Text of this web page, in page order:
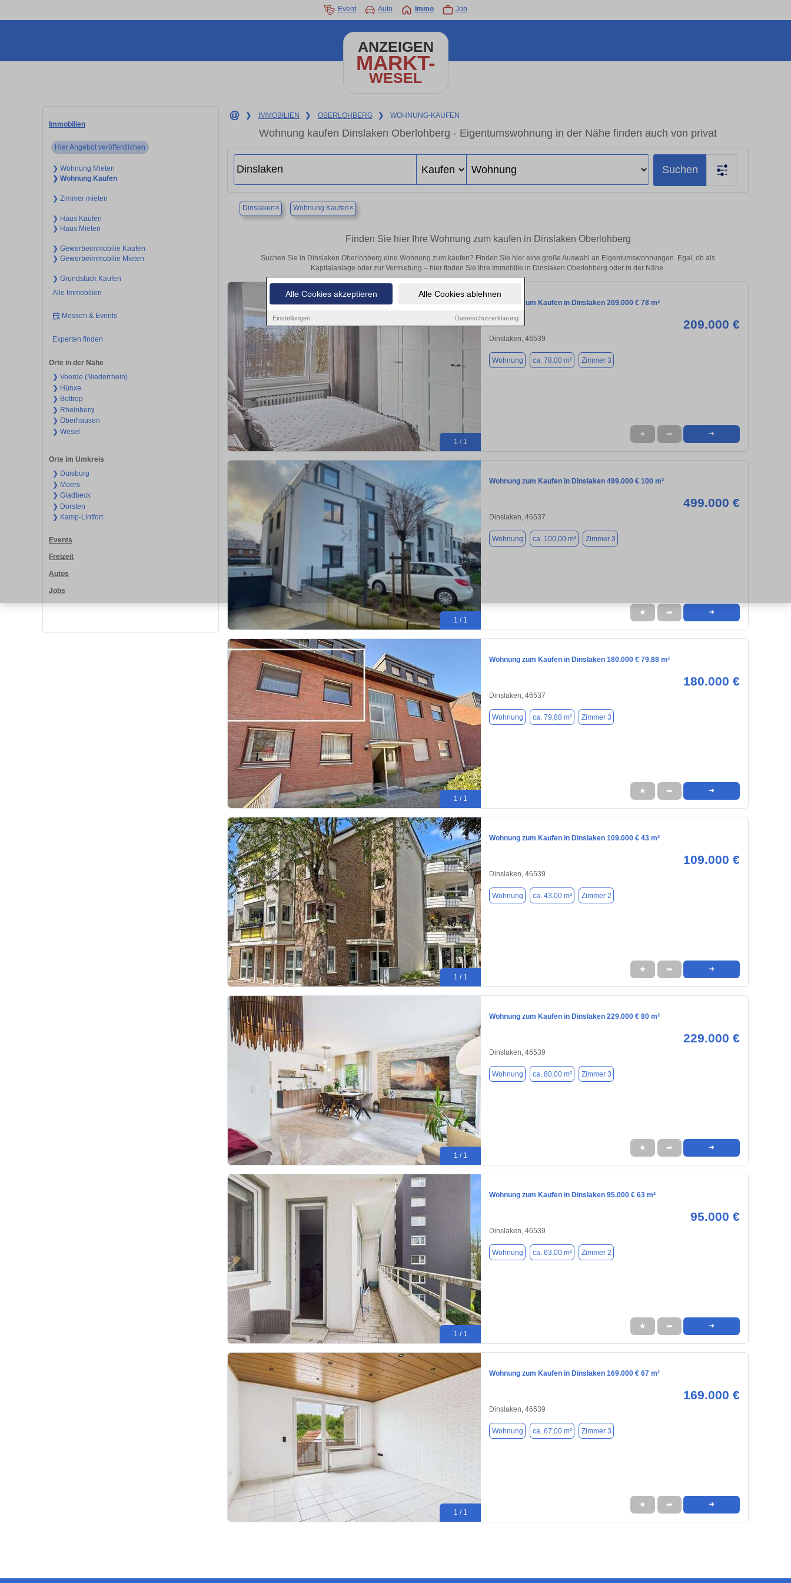
Alle Cookies akzeptieren Alle Cookies ablehnen
Einstellungen Datenschutzerklärung
Event Auto Immo Job
ANZEIGEN
MARKT-
WESEL
Immobilien
Hier Angebot veröffentlichen
❯ Wohnung Mieten
❯ Wohnung Kaufen
❯ Zimmer mieten
❯ Haus Kaufen
❯ Haus Mieten
❯ Gewerbeimmobilie Kaufen
❯ Gewerbeimmobilie Mieten
❯ Grundstück Kaufen
Alle Immobilien
Messen & Events
Experten finden
Orte in der Nähe
❯ Voerde (Niederrhein)
❯ Hünxe
❯ Bottrop
❯ Rheinberg
❯ Oberhausen
❯ Wesel
Orte im Umkreis
❯ Duisburg
❯ Moers
❯ Gladbeck
❯ Dorsten
❯ Kamp-Lintfort
Events
Freizeit
Autos
Jobs
❯ IMMOBILIEN ❯ OBERLOHBERG ❯ WOHNUNG-KAUFEN
Wohnung kaufen Dinslaken Oberlohberg - Eigentumswohnung in der Nähe finden auch von privat
Suchen
Dinslaken× Wohnung Kaufen×
Finden Sie hier Ihre Wohnung zum kaufen in Dinslaken Oberlohberg
Suchen Sie in Dinslaken Oberlohberg eine Wohnung zum kaufen? Finden Sie hier eine große Auswahl an Eigentumswohnungen. Egal, ob als
Kapitalanlage oder zur Vermietung – hier finden Sie Ihre Immobilie in Dinslaken Oberlohberg oder in der Nähe.
1 / 1
Wohnung zum Kaufen in Dinslaken 209.000 € 78 m²
209.000 €
Dinslaken, 46539
Wohnung ca. 78,00 m² Zimmer 3
★ ➦ ➜
1 / 1
Wohnung zum Kaufen in Dinslaken 499.000 € 100 m²
499.000 €
Dinslaken, 46537
Wohnung ca. 100,00 m² Zimmer 3
★ ➦ ➜
1 / 1
Wohnung zum Kaufen in Dinslaken 180.000 € 79.88 m²
180.000 €
Dinslaken, 46537
Wohnung ca. 79,88 m² Zimmer 3
★ ➦ ➜
1 / 1
Wohnung zum Kaufen in Dinslaken 109.000 € 43 m²
109.000 €
Dinslaken, 46539
Wohnung ca. 43,00 m² Zimmer 2
★ ➦ ➜
1 / 1
Wohnung zum Kaufen in Dinslaken 229.000 € 80 m²
229.000 €
Dinslaken, 46539
Wohnung ca. 80,00 m² Zimmer 3
★ ➦ ➜
1 / 1
Wohnung zum Kaufen in Dinslaken 95.000 € 63 m²
95.000 €
Dinslaken, 46539
Wohnung ca. 63,00 m² Zimmer 2
★ ➦ ➜
1 / 1
Wohnung zum Kaufen in Dinslaken 169.000 € 67 m²
169.000 €
Dinslaken, 46539
Wohnung ca. 67,00 m² Zimmer 3
★ ➦ ➜